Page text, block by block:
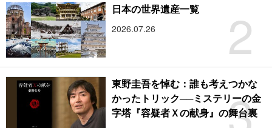
2
日本の世界遺産一覧
2026.07.26
東野圭吾を悼む：誰も考えつかな
かったトリック──ミステリーの金
字塔『容疑者Ｘの献身』の舞台裏